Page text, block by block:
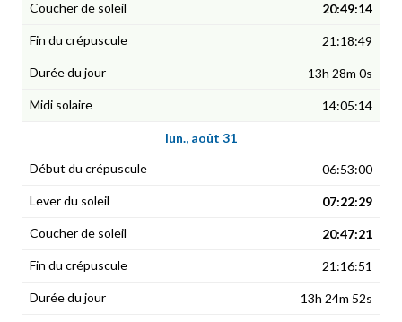
20:49:14
21:18:49
13h 28m 0s
14:05:14
lun., août 31
06:53:00
07:22:29
20:47:21
21:16:51
13h 24m 52s